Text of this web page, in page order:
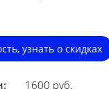
узнать о скидках
1600 руб.